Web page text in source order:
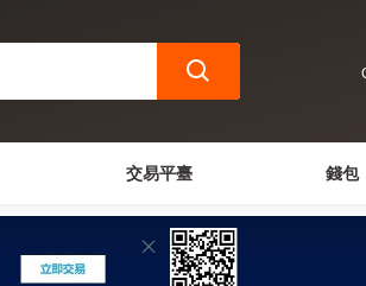
交易平臺 錢包